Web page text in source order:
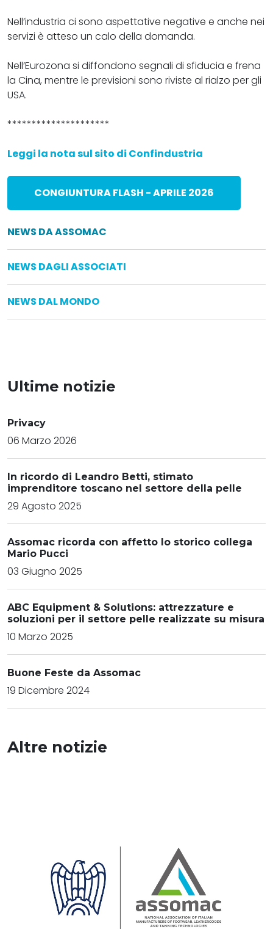
Nell’industria ci sono aspettative negative e anche nei
servizi è atteso un calo della domanda.
Nell’Eurozona si diffondono segnali di sfiducia e frena
la Cina, mentre le previsioni sono riviste al rialzo per gli
USA.
*********************
Leggi la nota sul sito di Confindustria
CONGIUNTURA FLASH - APRILE 2026
NEWS DA ASSOMAC
NEWS DAGLI ASSOCIATI
NEWS DAL MONDO
Ultime notizie
Privacy
06 Marzo 2026
In ricordo di Leandro Betti, stimato
imprenditore toscano nel settore della pelle
29 Agosto 2025
Assomac ricorda con affetto lo storico collega
Mario Pucci
03 Giugno 2025
ABC Equipment & Solutions: attrezzature e
soluzioni per il settore pelle realizzate su misura
10 Marzo 2025
Buone Feste da Assomac
19 Dicembre 2024
Altre notizie